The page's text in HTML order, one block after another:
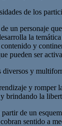
de los
un personaje
la
y
pueden ser
y
y
brindando la
de un
sentido a